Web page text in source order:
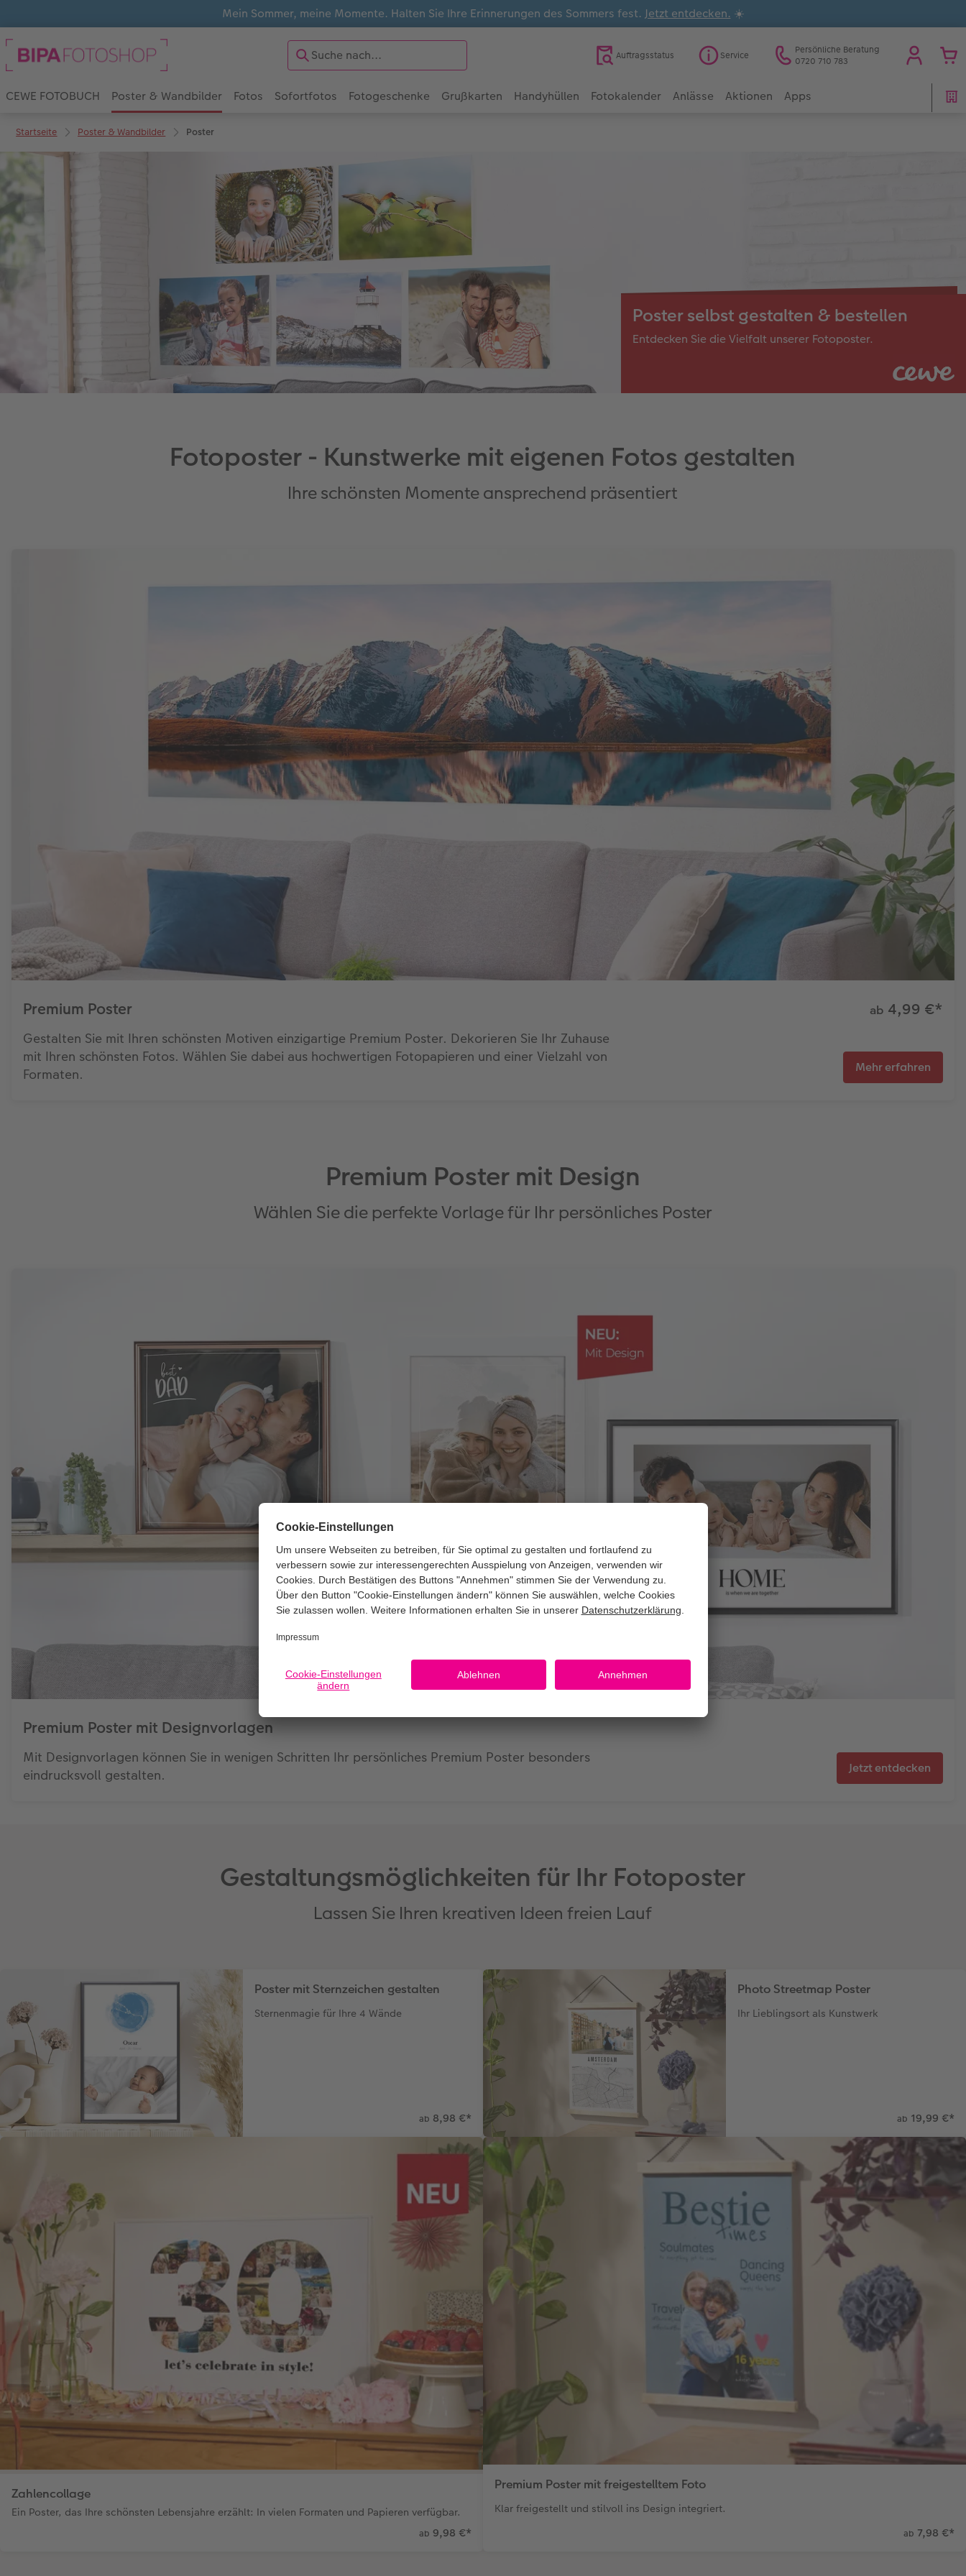
Mein Sommer, meine Momente. Halten Sie Ihre Erinnerungen des Sommers fest. Jetzt entdecken. ☀️
Auftragsstatus Service
Persönliche Beratung
0720 710 783
CEWE FOTOBUCH Poster & Wandbilder Fotos Sofortfotos Fotogeschenke Grußkarten Handyhüllen Fotokalender Anlässe Aktionen Apps
Startseite Poster & Wandbilder Poster
Poster selbst gestalten & bestellen
Entdecken Sie die Vielfalt unserer Fotoposter.
Fotoposter - Kunstwerke mit eigenen Fotos gestalten
Ihre schönsten Momente ansprechend präsentiert
Premium Poster
Gestalten Sie mit Ihren schönsten Motiven einzigartige Premium Poster. Dekorieren Sie Ihr Zuhause
mit Ihren schönsten Fotos. Wählen Sie dabei aus hochwertigen Fotopapieren und einer Vielzahl von
Formaten.
ab 4,99 €*
Mehr erfahren
Premium Poster mit Design
Wählen Sie die perfekte Vorlage für Ihr persönliches Poster
Premium Poster mit Designvorlagen
Mit Designvorlagen können Sie in wenigen Schritten Ihr persönliches Premium Poster besonders
eindrucksvoll gestalten.
Jetzt entdecken
Gestaltungsmöglichkeiten für Ihr Fotoposter
Lassen Sie Ihren kreativen Ideen freien Lauf
Poster mit Sternzeichen gestalten
Sternenmagie für Ihre 4 Wände
ab 8,98 €*
Photo Streetmap Poster
Ihr Lieblingsort als Kunstwerk
ab 19,99 €*
Zahlencollage
Ein Poster, das Ihre schönsten Lebensjahre erzählt: In vielen Formaten und Papieren verfügbar.
ab 9,98 €*
Premium Poster mit freigestelltem Foto
Klar freigestellt und stilvoll ins Design integriert.
ab 7,98 €*